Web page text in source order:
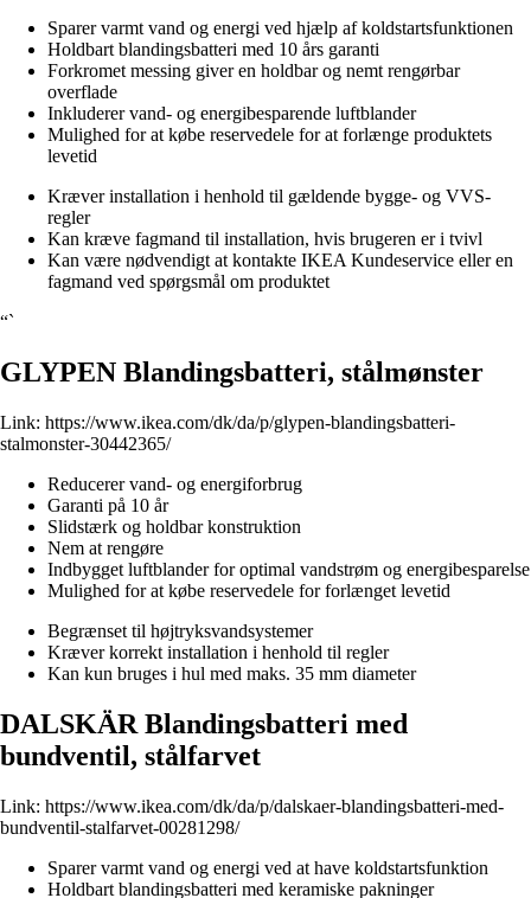
Sparer varmt vand og energi ved hjælp af koldstartsfunktionen
Holdbart blandingsbatteri med 10 års garanti
Forkromet messing giver en holdbar og nemt rengørbar
overflade
Inkluderer vand- og energibesparende luftblander
Mulighed for at købe reservedele for at forlænge produktets
levetid
Kræver installation i henhold til gældende bygge- og VVS-
regler
Kan kræve fagmand til installation, hvis brugeren er i tvivl
Kan være nødvendigt at kontakte IKEA Kundeservice eller en
fagmand ved spørgsmål om produktet
“`
GLYPEN Blandingsbatteri, stålmønster
Link: https://www.ikea.com/dk/da/p/glypen-blandingsbatteri-
stalmonster-30442365/
Reducerer vand- og energiforbrug
Garanti på 10 år
Slidstærk og holdbar konstruktion
Nem at rengøre
Indbygget luftblander for optimal vandstrøm og energibesparelse
Mulighed for at købe reservedele for forlænget levetid
Begrænset til højtryksvandsystemer
Kræver korrekt installation i henhold til regler
Kan kun bruges i hul med maks. 35 mm diameter
DALSKÄR Blandingsbatteri med
bundventil, stålfarvet
Link: https://www.ikea.com/dk/da/p/dalskaer-blandingsbatteri-med-
bundventil-stalfarvet-00281298/
Sparer varmt vand og energi ved at have koldstartsfunktion
Holdbart blandingsbatteri med keramiske pakninger